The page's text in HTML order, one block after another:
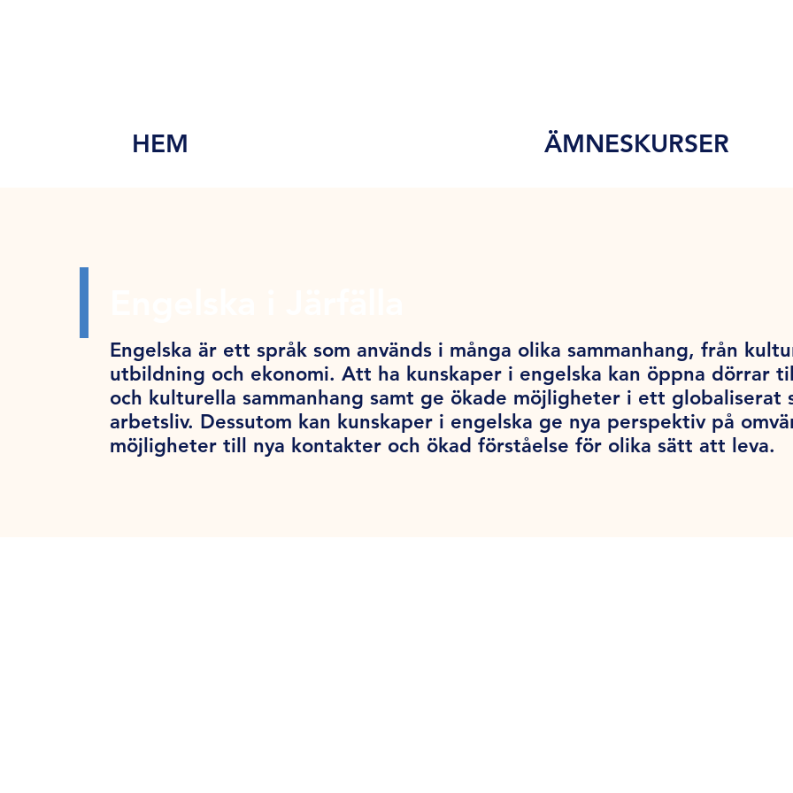
HEM ÄMNESKURSER
Engelska är ett språk som används i många olika sammanhang, från
utbildning och ekonomi. Att ha kunskaper i engelska kan öppna dörrar
och kulturella sammanhang samt ge ökade möjligheter i ett globaliserat
arbetsliv. Dessutom kan kunskaper i engelska ge nya perspektiv på
möjligheter till nya kontakter och ökad förståelse för olika sätt att leva.